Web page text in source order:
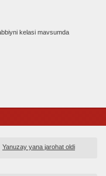
kelasi mavsumda
Yanuzay yana jarohat oldi